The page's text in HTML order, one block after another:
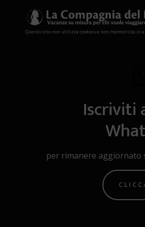
Questo sito non utilizza cookies e non memorizza in
Iscriviti
per rimanere aggiornato